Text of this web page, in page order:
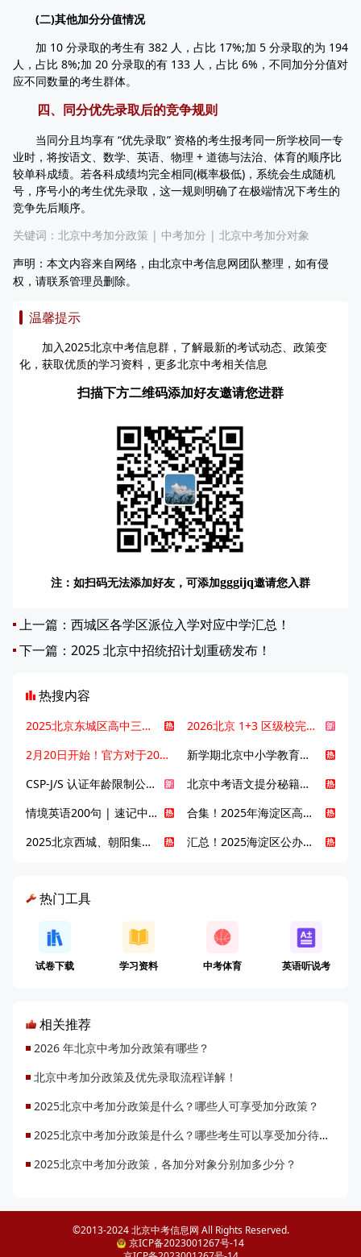
(二)其他加分分值情况
加 10 分录取的考生有 382 人，占比 17%;加 5 分录取的为 194
人，占比 8%;加 20 分录取的有 133 人，占比 6%，不同加分分值对
应不同数量的考生群体。
四、同分优先录取后的竞争规则
当同分且均享有 “优先录取” 资格的考生报考同一所学校同一专
业时，将按语文、数学、英语、物理 + 道德与法治、体育的顺序比
较单科成绩。若各科成绩均完全相同(概率极低)，系统会生成随机
号，序号小的考生优先录取，这一规则明确了在极端情况下考生的
竞争先后顺序。
关键词： 北京中考加分政策 | 中考加分 | 北京中考加分对象
声明：本文内容来自网络，由北京中考信息网团队整理，如有侵
权，请联系管理员删除。
温馨提示
加入2025北京中考信息群，了解最新的考试动态、政策变
化，获取优质的学习资料，更多北京中考相关信息
扫描下方二维码添加好友邀请您进群
注：如扫码无法添加好友，可添加gggijq邀请您入群
上一篇： 西城区各学区派位入学对应中学汇总！
下一篇： 2025 北京中招统招计划重磅发布！
热搜内容
2025北京东城区高中三大梯队高中有哪些？录取分数线是多少？
2026北京 1+3 区级校完整名单发布，13549 个名额该如何规划报考？
2月20日开始！官方对于2025年北京市中招体检问题解答！
新学期北京中小学教育八大变化全解析：学位、政策、教学等方面迎新变革
CSP-J/S 认证年龄限制公告发布，新规即日起实施！
北京中考语文提分秘籍！攻克 5000 易混易错字
情境英语200句 | 速记中考英语1600词
合集！2025年海淀区高中校情介绍
2025北京西城、朝阳集团校直升新动态
汇总！2025海淀区公办高中校情全解
热门工具
试卷下载 学习资料 中考体育 英语听说考
相关推荐
2026 年北京中考加分政策有哪些？
北京中考加分政策及优先录取流程详解！
2025北京中考加分政策是什么？哪些人可享受加分政策？
2025北京中考加分政策是什么？哪些考生可以享受加分待遇？
2025北京中考加分政策，各加分对象分别加多少分？
©2013-2024 北京中考信息网 All Rights Reserved.
京ICP备2023001267号-14